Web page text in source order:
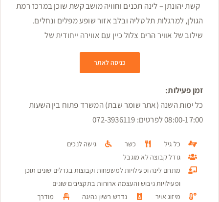
קשת יהונתן – לינה תכנים וחוויה מושב קשת שוכן במרכז רמת
הגולן, למרגלות תל טליה ובלב אזור שופע מפלים ונחלים.
שילוב של אוויר הרים צלול כיין עם אווירה ייחודית של
כניסה לאתר
זמן פעילות:
כל ימות השנה (אתר שומר שבת) המשרד פתוח בין השעות
08:00-17:00 לפרטים: 072-3936119
כל גיל כשר
גישה לנכים
גודל קבוצה לא מוגבל
מתחם לינה ופעילויות למשפחות וקבוצות בגדלים שונים תוכן
ופעילויות גיבוש והעצמה ארוחות בתקציבים שונים
מיזוג אויר
נדרש רשיון נהיגה מודרך